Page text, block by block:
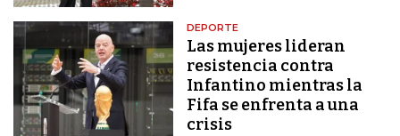
DEPORTE
Las mujeres lideran
resistencia contra
Infantino mientras la
Fifa se enfrenta a una
crisis